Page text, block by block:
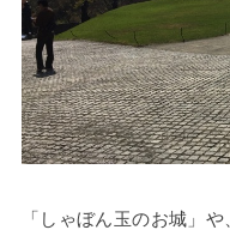
「しゃぼん玉のお城」